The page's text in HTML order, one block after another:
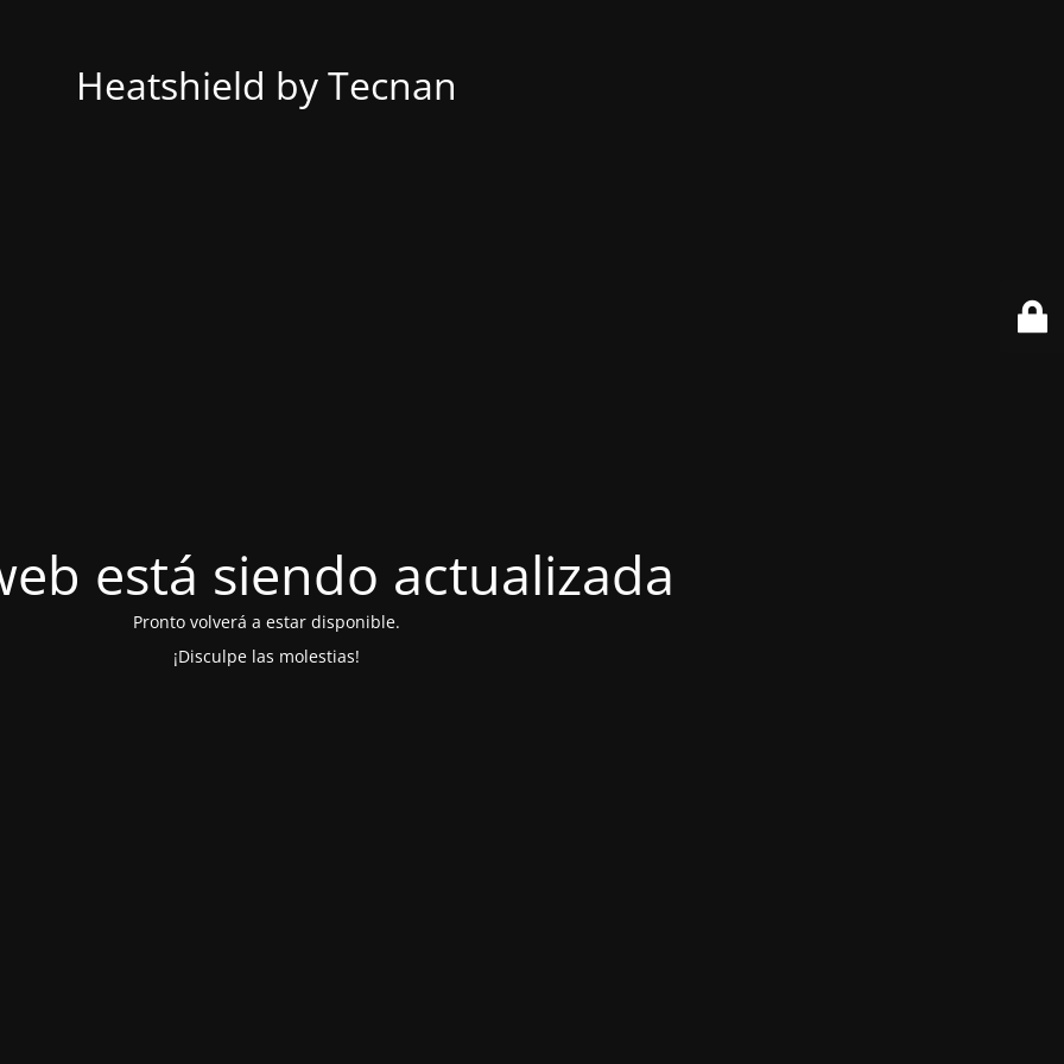
Heatshield by Tecnan
está siendo actualizada
Pronto volverá a estar disponible.
¡Disculpe las molestias!